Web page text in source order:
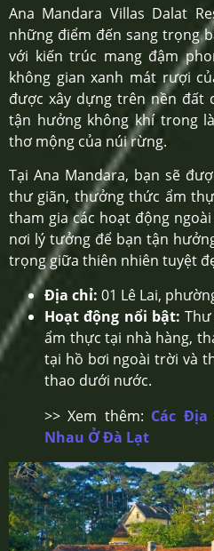
Ana Mandara Villas Dalat
những điểm đến sang trọng
với kiến trúc mang đậm
không gian xanh mát rượi
được xây dựng trên nền đất
tận hưởng không khí trong
thơ mộng của núi rừng.
Tại Ana Mandara, bạn sẽ
thư giãn, thưởng thức ẩm
tham gia các hoạt động
nơi lý tưởng để bạn tận
trọng giữa thiên nhiên tuyệt
Địa chỉ: 01 Lê Lai,
Hoạt động nổi bật:
ẩm thực tại nhà hàng,
tại hồ bơi ngoài trời và
thao dưới nước.
>> Xem thêm: Các
Nhau Ở Đà Lạt